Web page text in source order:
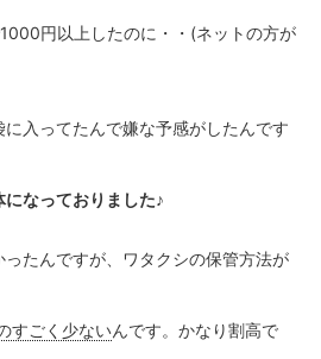
円以上したのに・・(ネットの方が
入ってたんで嫌な予感がしたんです
なっておりました♪
たんですが、ワタクシの保管方法が
すごく少ないんです。かなり割高で